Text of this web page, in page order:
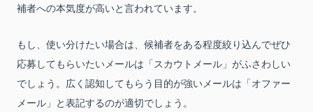
補者への本気度が高いと言われています。
もし、使い分けたい場合は、候補者をある程度絞り込んでぜひ
応募してもらいたいメールは「スカウトメール」がふさわしい
でしょう。広く認知してもらう目的が強いメールは「オファー
メール」と表記するのが適切でしょう。